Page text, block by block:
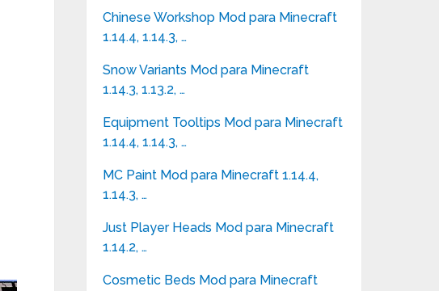
Chinese Workshop Mod para Minecraft
1.14.4, 1.14.3, …
Snow Variants Mod para Minecraft
1.14.3, 1.13.2, …
Equipment Tooltips Mod para Minecraft
1.14.4, 1.14.3, …
MC Paint Mod para Minecraft 1.14.4,
1.14.3, …
Just Player Heads Mod para Minecraft
1.14.2, …
Cosmetic Beds Mod para Minecraft